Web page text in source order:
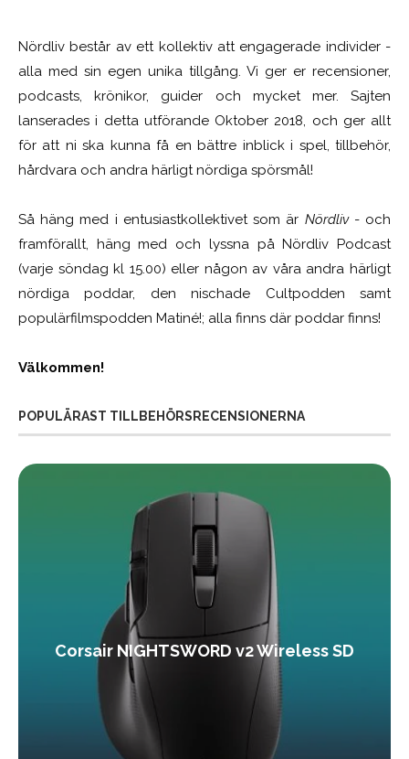
Nördliv består av ett kollektiv att engagerade individer -
alla med sin egen unika tillgång. Vi ger er recensioner,
podcasts, krönikor, guider och mycket mer. Sajten
lanserades i detta utförande Oktober 2018, och ger allt
för att ni ska kunna få en bättre inblick i spel, tillbehör,
hårdvara och andra härligt nördiga spörsmål!
Så häng med i entusiastkollektivet som är Nördliv- och
framförallt, häng med och lyssna på Nördliv Podcast
(varje söndag kl 15.00) eller någon av våra andra härligt
nördiga poddar, den nischade Cultpodden samt
populärfilmspodden Matiné!; alla finns där poddar finns!
Välkommen!
POPULÄRAST TILLBEHÖRSRECENSIONERNA
Corsair NIGHTSWORD v2 Wireless SD